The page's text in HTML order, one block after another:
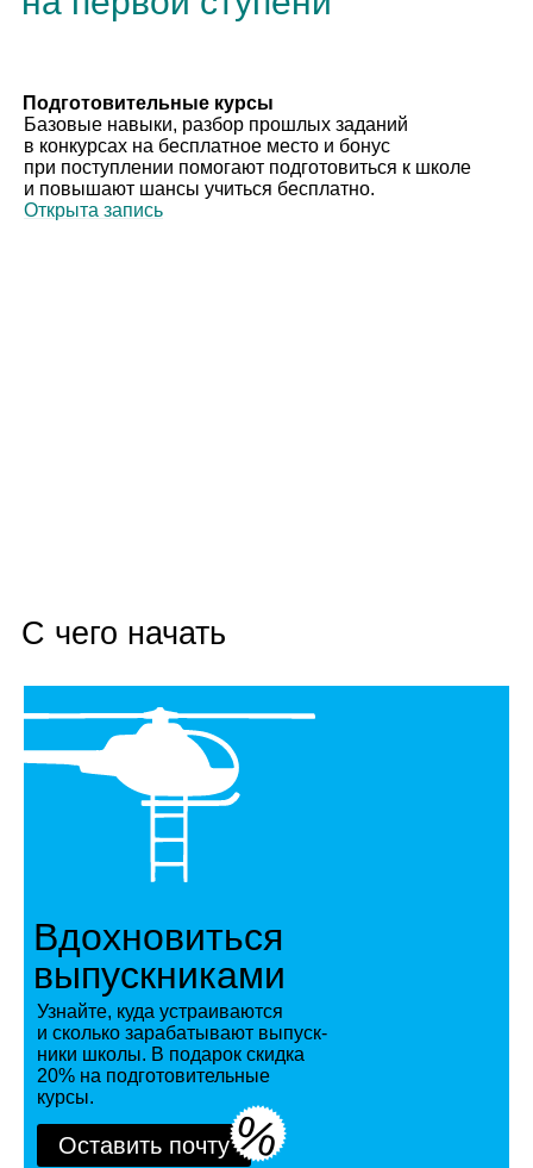
Подготовительные курсы
Базовые навыки, разбор прошлых заданий
в конкурсах на бесплатное место и бонус
при поступлении помогают подготовиться к школе
и повышают шансы учиться бесплатно.
Открыта запись
С чего начать
Вдохновиться
выпускниками
Узнайте, куда устра­и­ва­ются
и сколько зара­ба­ты­вают выпуск­
ники школы. В пода­рок скидка
20% на под­го­то­ви­тель­ные
курсы.
Оставить почту%